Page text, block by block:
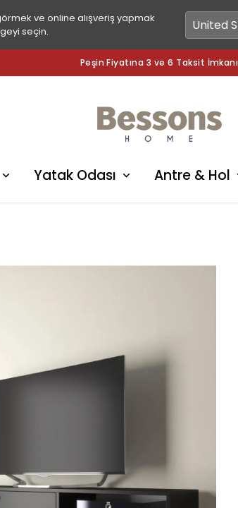
ve online alışveriş yapmak
seçin.
Peşin Fiyatına 3 ve 6 Taksit İmkanı
Yatak Odası Antre & Hol